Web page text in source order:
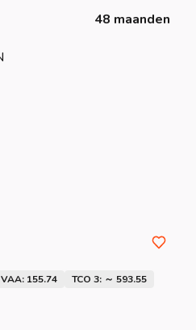
48 maanden
VAA: 155.74
TCO 3: ～ 593.55